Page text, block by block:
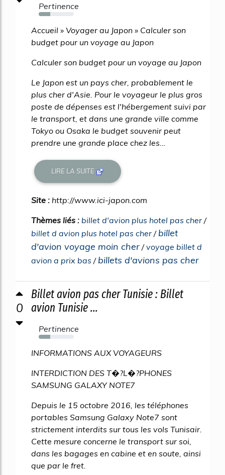
Pertinence
33%
Accueil » Voyager au Japon » Calculer son
budget pour un voyage au Japon
Calculer son budget pour un voyage au Japon
Le Japon est un pays cher, probablement le
plus cher d'Asie. Pour le voyageur le plus gros
poste de dépenses est l'hébergement suivi par
le transport, et dans une grande ville comme
Tokyo ou Osaka le budget souvenir peut
prendre une grande place chez les...
LIRE LA SUITE
Site : http://www.ici-japon.com
Thèmes liés : billet d'avion plus hotel pas cher /
billet d avion plus hotel pas cher / billet
d'avion voyage moin cher /voyage billet d
avion a prix bas / billets d'avions pas cher
0
Billet avion pas cher Tunisie : Billet
avion Tunisie ...
Pertinence
33%
INFORMATIONS AUX VOYAGEURS
INTERDICTION DES T�?L�?PHONES
SAMSUNG GALAXY NOTE7
Depuis le 15 octobre 2016, les téléphones
portables Samsung Galaxy Note7 sont
strictement interdits sur tous les vols Tunisair.
Cette mesure concerne le transport sur soi,
dans les bagages en cabine et en soute, ainsi
que par le fret.